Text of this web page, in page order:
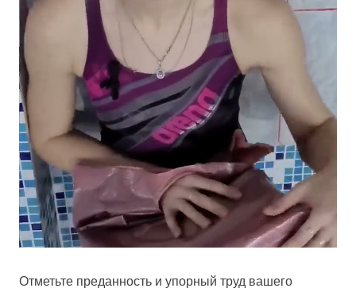
Отметьте преданность и упорный труд вашего